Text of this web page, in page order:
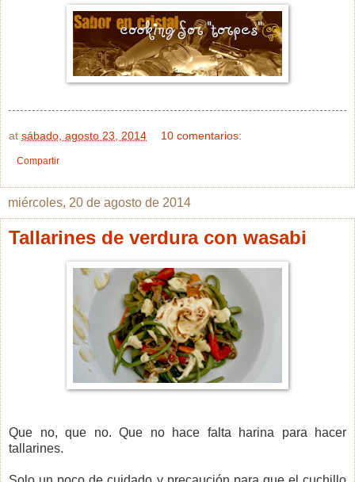
at sábado, agosto 23, 2014 10 comentarios:
Compartir
miércoles, 20 de agosto de 2014
Tallarines de verdura con wasabi
Que no, que no. Que no hace falta harina para hacer
tallarines.